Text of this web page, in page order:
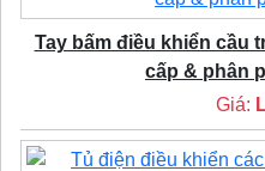
Tay bấm điều khiển cầu
cấp & phân
Giá: